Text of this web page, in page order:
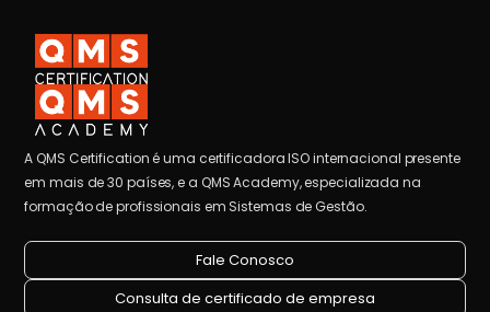
A QMS Certification é uma certificadora ISO internacional presente
em mais de 30 países, e a QMS Academy, especializada na
formação de profissionais em Sistemas de Gestão.
Fale Conosco
Consulta de certificado de empresa